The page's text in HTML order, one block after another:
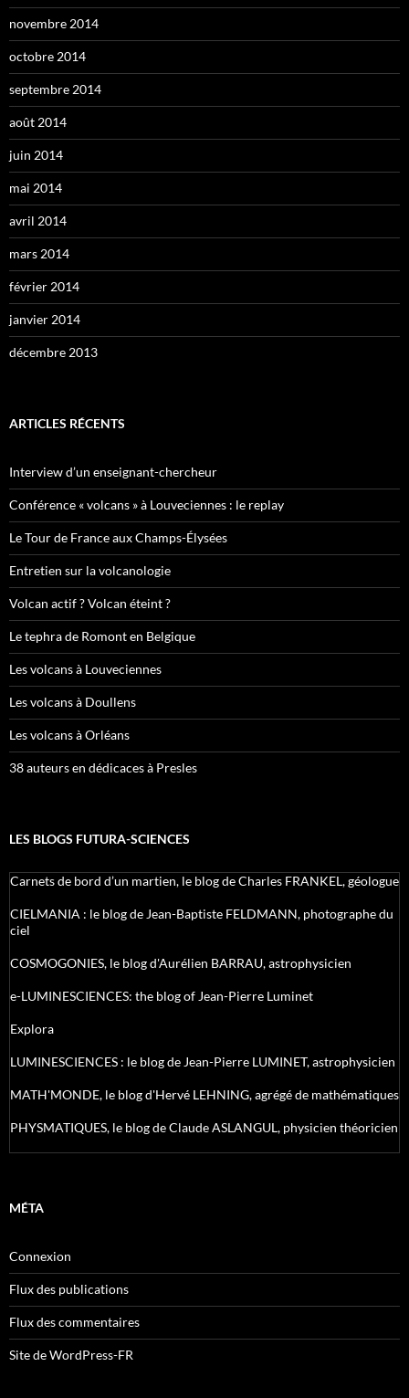
novembre 2014
octobre 2014
septembre 2014
août 2014
juin 2014
mai 2014
avril 2014
mars 2014
février 2014
janvier 2014
décembre 2013
ARTICLES RÉCENTS
Interview d’un enseignant-chercheur
Conférence « volcans » à Louveciennes : le replay
Le Tour de France aux Champs-Élysées
Entretien sur la volcanologie
Volcan actif ? Volcan éteint ?
Le tephra de Romont en Belgique
Les volcans à Louveciennes
Les volcans à Doullens
Les volcans à Orléans
38 auteurs en dédicaces à Presles
LES BLOGS FUTURA-SCIENCES
Carnets de bord d’un martien, le blog de Charles FRANKEL, géologue
CIELMANIA : le blog de Jean-Baptiste FELDMANN, photographe du
ciel
COSMOGONIES, le blog d'Aurélien BARRAU, astrophysicien
e-LUMINESCIENCES: the blog of Jean-Pierre Luminet
Explora
LUMINESCIENCES : le blog de Jean-Pierre LUMINET, astrophysicien
MATH'MONDE, le blog d'Hervé LEHNING, agrégé de mathématiques
PHYSMATIQUES, le blog de Claude ASLANGUL, physicien théoricien
MÉTA
Connexion
Flux des publications
Flux des commentaires
Site de WordPress-FR